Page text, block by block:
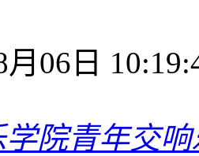
月06日
院青年交